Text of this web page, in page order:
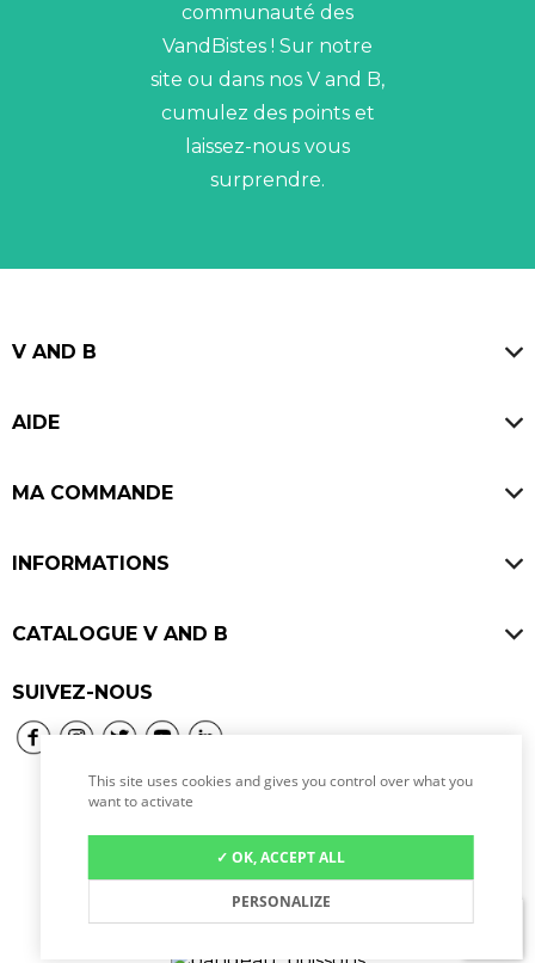
communauté des
VandBistes ! Sur notre
site ou dans nos V and B,
cumulez des points et
laissez-nous vous
surprendre.
V AND B
Offres d'emploi
AIDE
MA COMMANDE
SAV & Retours
INFORMATIONS
CGV
Politique de confidentialité
Politique de cookies
CATALOGUE V AND B
Bières
Vins
Whiskies
Location de tireuse à bière
SUIVEZ-NOUS
L’abus d’alcool est dangereux pour la santé, à
This site uses cookies and gives you control over what you
want to activate
✓ OK, ACCEPT ALL
PERSONALIZE